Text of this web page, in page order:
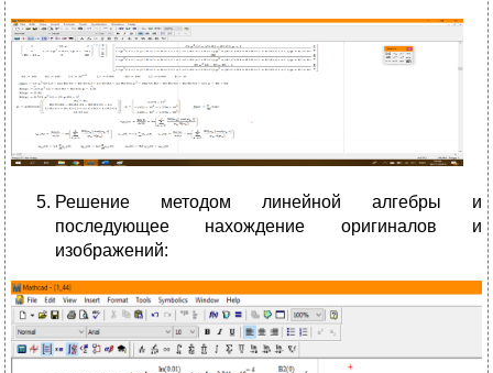
Решение методом линейной алгебры и
последующее нахождение оригиналов и
изображений: